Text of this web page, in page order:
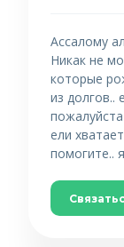
Ассалому
Никак не
которые
из долгов..
ели
помогите..